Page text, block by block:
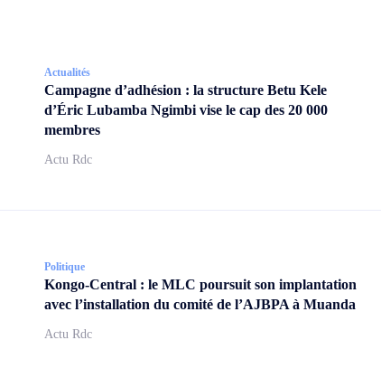
Actualités
Campagne d’adhésion : la structure Betu Kele
d’Éric Lubamba Ngimbi vise le cap des 20 000
membres
Actu Rdc
Politique
Kongo-Central : le MLC poursuit son implantation
avec l’installation du comité de l’AJBPA à Muanda
Actu Rdc